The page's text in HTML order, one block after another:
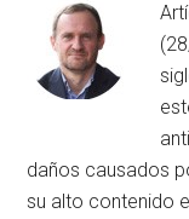
daños causados
su alto contenido